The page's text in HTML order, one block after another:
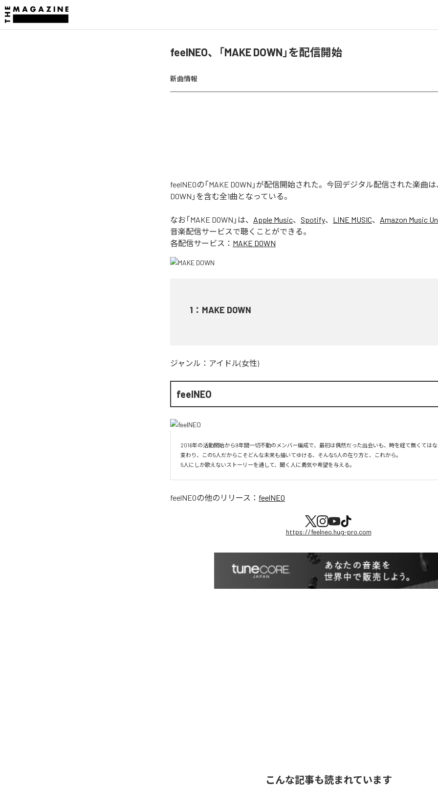
feelNEO、「MAKE DOWN」を配信開始
新曲情報
feelNEOの「MAKE DOWN」が配信開始された。今回デジタル配信された楽曲は
DOWN」を含む全1曲となっている。
なお「MAKE DOWN 」は、 Apple Music、 Spotify、 LINE MUSIC、 Amazon Music
音楽配信サービスで聴くことができる。
各配信サービス： MAKE DOWN
1 ： MAKE DOWN
ジャンル： アイドル(女性)
feelNEO
2016年の活動開始から9年間一切不動のメンバー編成で、最初は偶然だった出会いも、時を経て無くてはな
変わり、この5人だからこそどんな未来も描いてゆける、そんな5人の在り方と、これから。
5人にしか歌えないストーリーを通して、聞く人に勇気や希望を与える。
feelNEOの他のリリース： feelNEO
https://feelneo.hug-pro.com
こんな記事も読まれています